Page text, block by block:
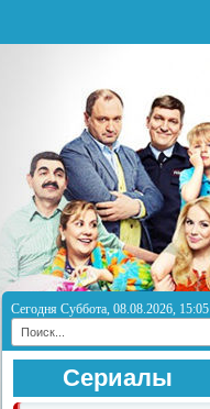
Сегодня Суббота, 08.08.2026, 15:05
Сериалы